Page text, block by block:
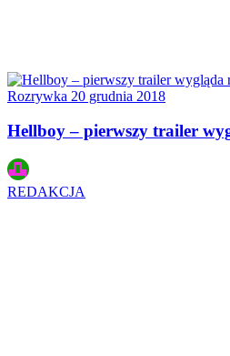
Rozrywka 20 grudnia 2018
Hellboy – pierwszy trailer
REDAKCJA